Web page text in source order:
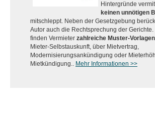
Hintergründe
keinen unnötigen
mitschleppt. Neben der Gesetzgebung
Autor auch die Rechtsprechung der Gerichte.
finden Vermieter zahlreiche Muster-Vorlagen
Mieter-Selbstauskunft, über Mietvertrag,
Modernisierungsankündigung oder
Mietkündigung.. Mehr Informationen >>